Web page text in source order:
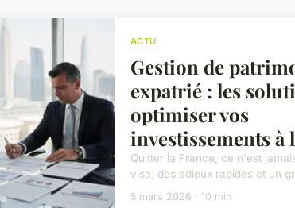
ACTU
Gestion de
expatrié : les
optimiser vos
investissements à
Quitter la France, ce n'est
visa, des adieux rapides et un
5 mars 2026 · 10 min